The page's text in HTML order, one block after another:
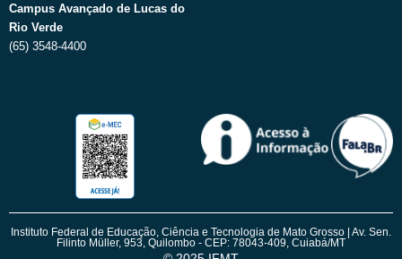
Campus Avançado de Lucas do
Rio Verde
(65) 3548-4400
Instituto Federal de Educação, Ciência e Tecnologia de Mato Grosso | Av. Sen.
Filinto Müller, 953, Quilombo - CEP: 78043-409, Cuiabá/MT